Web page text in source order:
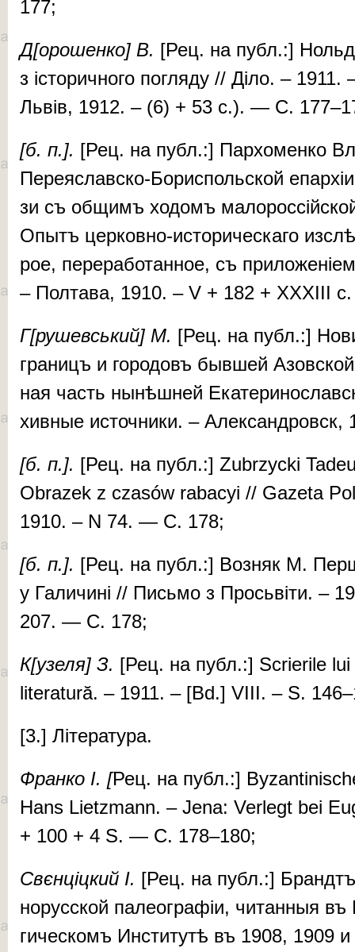
177;
Д[оро­шен­ко] В. [Рец. на публ.:]
з іс­то­рич­но­го по­гля­ду // Ді­ло. –
Львів, 1912. – (6) + 53 с.). — С.
[б. п.]. [Рец. на публ.:] Пар­хо­мен­ко
Пе­ре­яс­лав­ско-Бо­рис­поль­ской
зи съ об­щимъ хо­домъ
Опытъ цер­ков­но-ис­то­ри­чес­ка­го
рое, пе­ре­ра­бо­тан­ное, съ
– Пол­та­ва, 1910. – V + 182 + XXXIII
Г[ру­шев­ський] М. [Рец. на публ.:]
гра­ницъ и го­ро­довъ быв­шей
ная часть ны­нѣш­ней
хив­ные ис­точ­ни­ки. –
[б. п.]. [Рец. на публ.:] Zu­brzycki
Obrazek z czasów ra­ba­cyi // Gaze­ta
1910. – N 74. — С. 178;
[б. п.]. [Рец. на публ.:] Воз­няк М.
у Га­ли­чи­ні // Пись­мо з Прось­ві­ти. –
207. — С. 178;
К[узе­ля] З. [Рец. на публ.:] Scri­erile
litera­tură. – 1911. – [Bd.] VIII. – S.
[3.] Лі­те­ра­ту­ра.
Фран­ко І. [Рец. на публ.:]
Hans Lietzmann. – Je­na: Ver­legt bei
+ 100 + 4 S. — С. 178–180;
Свєн­ціц­кий І. [Рец. на публ.:]
но­рус­ской па­ле­ог­ра­фіи, чи­тан­ныя
ги­чес­комъ Ин­сти­ту­тѣ въ 1908, 1909